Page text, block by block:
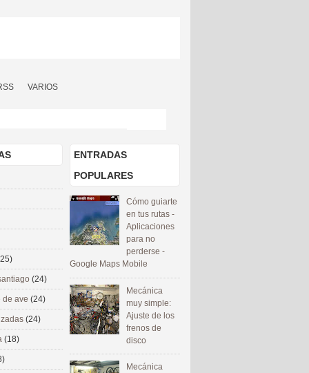
VARIOS
ENTRADAS
POPULARES
Cómo guiarte
en tus rutas -
Aplicaciones
para no
perderse -
Google Maps Mobile
Mecánica
muy simple:
Ajuste de los
frenos de
disco
Mecánica
(24)
de ave (24)
(24)
(18)